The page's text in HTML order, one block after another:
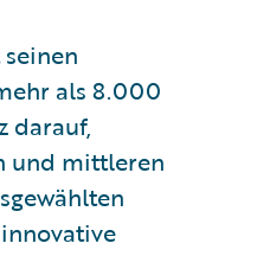
als 8.000
darauf,
und mittleren